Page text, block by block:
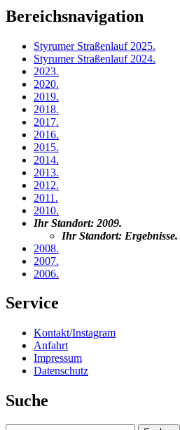
Bereichsnavigation
Styrumer Straßenlauf 2025.
Styrumer Straßenlauf 2024.
2023.
2020.
2019.
2018.
2017.
2016.
2015.
2014.
2013.
2012.
2011 .
2010.
Ihr Standort: 2009.
Ihr Standort: Ergebnisse.
2008.
2007.
2006.
Service
Kontakt/Instagram
Anfahrt
Impressum
Datenschutz
Suche